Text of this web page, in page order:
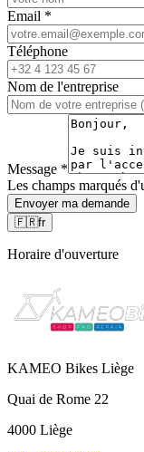
Email *
Téléphone
Nom de l'entreprise
Message *
Les champs marqués
Envoyer ma demande
🇫🇷fr
Horaire d'ouverture
KAMEO Bikes Liège
Quai de Rome 22
4000 Liège